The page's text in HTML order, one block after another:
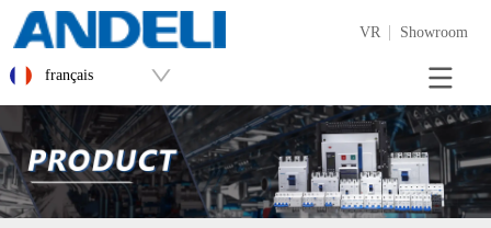
VR Showroom
français